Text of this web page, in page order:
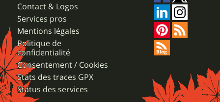
Contact & Logos
Services pros
Mentions légales
Politique de
confidentialité
Consentement / Cookies
Stats des traces GPX
Status des services